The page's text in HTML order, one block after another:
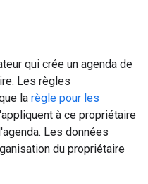
qui crée un agenda de
Les règles
la règle pour les
à ce propriétaire
Les données
du propriétaire